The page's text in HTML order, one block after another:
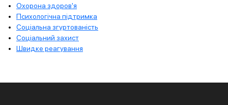
Охорона здоров'я
Психологічна підтримка
Соціальна згуртованість
Соціальний захист
Швидке реагування